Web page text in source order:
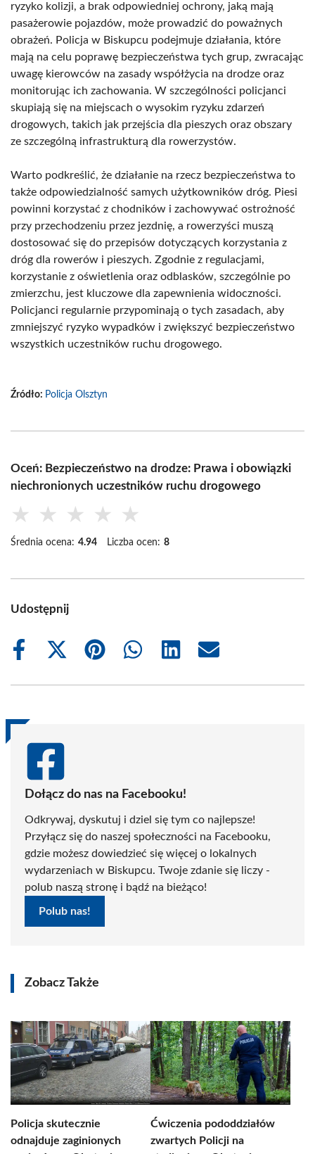
ryzyko kolizji, a brak odpowiedniej ochrony, jaką mają
pasażerowie pojazdów, może prowadzić do poważnych
obrażeń. Policja w Biskupcu podejmuje działania, które
mają na celu poprawę bezpieczeństwa tych grup, zwracając
uwagę kierowców na zasady współżycia na drodze oraz
monitorując ich zachowania. W szczególności policjanci
skupiają się na miejscach o wysokim ryzyku zdarzeń
drogowych, takich jak przejścia dla pieszych oraz obszary
ze szczególną infrastrukturą dla rowerzystów.
Warto podkreślić, że działanie na rzecz bezpieczeństwa to
także odpowiedzialność samych użytkowników dróg. Piesi
powinni korzystać z chodników i zachowywać ostrożność
przy przechodzeniu przez jezdnię, a rowerzyści muszą
dostosować się do przepisów dotyczących korzystania z
dróg dla rowerów i pieszych. Zgodnie z regulacjami,
korzystanie z oświetlenia oraz odblasków, szczególnie po
zmierzchu, jest kluczowe dla zapewnienia widoczności.
Policjanci regularnie przypominają o tych zasadach, aby
zmniejszyć ryzyko wypadków i zwiększyć bezpieczeństwo
wszystkich uczestników ruchu drogowego.
Źródło: Policja Olsztyn
Oceń: Bezpieczeństwo na drodze: Prawa i obowiązki
niechronionych uczestników ruchu drogowego
★ ★ ★ ★ ★
Średnia ocena: 4.94 Liczba ocen: 8
Udostępnij
Share
Share
(Twitter)
Share
Share
Share
Share
Dołącz do nas na Facebooku!
Odkrywaj, dyskutuj i dziel się tym co najlepsze!
Przyłącz się do naszej społeczności na Facebooku,
gdzie możesz dowiedzieć się więcej o lokalnych
wydarzeniach w Biskupcu. Twoje zdanie się liczy -
polub naszą stronę i bądź na bieżąco!
Polub nas!
Zobacz Także
Policja skutecznie
odnajduje zaginionych
Ćwiczenia pododdziałów
zwartych Policji na